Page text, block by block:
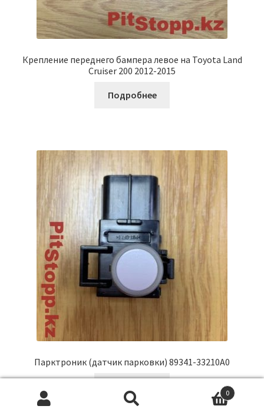
Крепление переднего бампера левое на Toyota Land
Cruiser 200 2012-2015
Подробнее
Парктроник (датчик парковки) 89341-33210A0
0